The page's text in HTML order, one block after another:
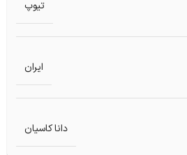
تیوپ
ایران
دانا کاسیان